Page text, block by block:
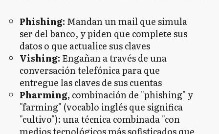
Phishing: Mandan un mail que simula
ser del banco, y piden que complete sus
datos o que actualice sus claves
Vishing: Engañan a través de una
conversación telefónica para que
entregue las claves de sus cuentas
Pharming, combinación de "phishing" y
"farming" (vocablo inglés que significa
"cultivo"):una técnica combinada "con
medios tecnológicos más sofisticados que